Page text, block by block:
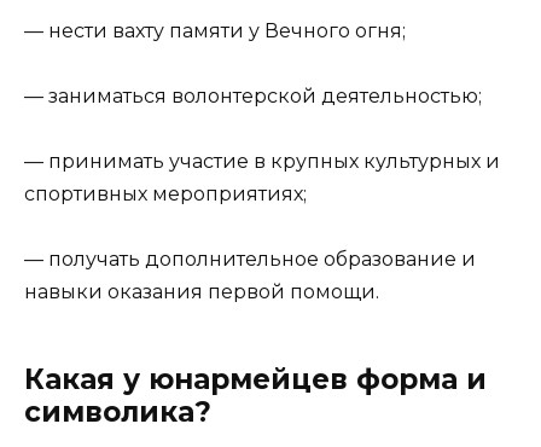
— нести вахту памяти у Вечного огня;
— заниматься волонтерской деятельностью;
— принимать участие в крупных культурных и
спортивных мероприятиях;
— получать дополнительное образование и
навыки оказания первой помощи.
Какая у юнармейцев форма и
символика?